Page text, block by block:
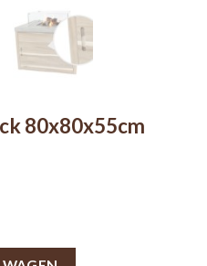
80x80x55cm